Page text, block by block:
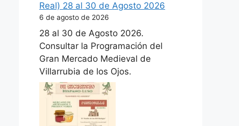
Real) 28 al 30 de Agosto 2026
6 de agosto de 2026
28 al 30 de Agosto 2026.
Consultar la Programación del
Gran Mercado Medieval de
Villarrubia de los Ojos.